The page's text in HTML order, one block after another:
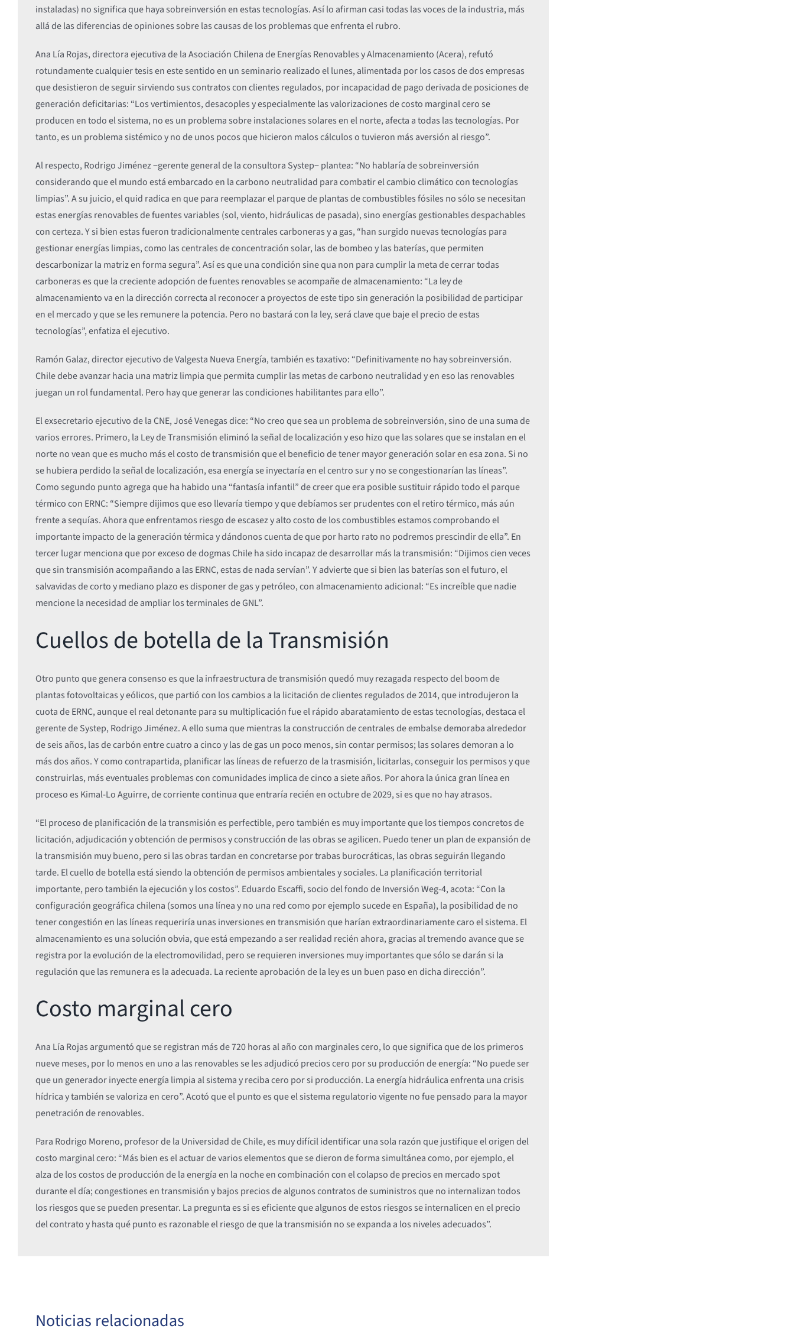
instaladas) no significa que haya sobreinversión en estas tecnologías. Así lo afirman casi todas las voces de la industria, más
allá de las diferencias de opiniones sobre las causas de los problemas que enfrenta el rubro.
Ana Lía Rojas, directora ejecutiva de la Asociación Chilena de Energías Renovables y Almacenamiento (Acera), refutó
rotundamente cualquier tesis en este sentido en un seminario realizado el lunes, alimentada por los casos de dos empresas
que desistieron de seguir sirviendo sus contratos con clientes regulados, por incapacidad de pago derivada de posiciones de
generación deficitarias: “Los vertimientos, desacoples y especialmente las valorizaciones de costo marginal cero se
producen en todo el sistema, no es un problema sobre instalaciones solares en el norte, afecta a todas las tecnologías. Por
tanto, es un problema sistémico y no de unos pocos que hicieron malos cálculos o tuvieron más aversión al riesgo”.
Al respecto, Rodrigo Jiménez −gerente general de la consultora Systep− plantea: “No hablaría de sobreinversión
considerando que el mundo está embarcado en la carbono neutralidad para combatir el cambio climático con tecnologías
limpias”. A su juicio, el quid radica en que para reemplazar el parque de plantas de combustibles fósiles no sólo se necesitan
estas energías renovables de fuentes variables (sol, viento, hidráulicas de pasada), sino energías gestionables despachables
con certeza. Y si bien estas fueron tradicionalmente centrales carboneras y a gas, “han surgido nuevas tecnologías para
gestionar energías limpias, como las centrales de concentración solar, las de bombeo y las baterías, que permiten
descarbonizar la matriz en forma segura”. Así es que una condición sine qua non para cumplir la meta de cerrar todas
carboneras es que la creciente adopción de fuentes renovables se acompañe de almacenamiento: “La ley de
almacenamiento va en la dirección correcta al reconocer a proyectos de este tipo sin generación la posibilidad de participar
en el mercado y que se les remunere la potencia. Pero no bastará con la ley, será clave que baje el precio de estas
tecnologías”, enfatiza el ejecutivo.
Ramón Galaz, director ejecutivo de Valgesta Nueva Energía, también es taxativo: “Definitivamente no hay sobreinversión.
Chile debe avanzar hacia una matriz limpia que permita cumplir las metas de carbono neutralidad y en eso las renovables
juegan un rol fundamental. Pero hay que generar las condiciones habilitantes para ello”.
El exsecretario ejecutivo de la CNE, José Venegas dice: “No creo que sea un problema de sobreinversión, sino de una suma de
varios errores. Primero, la Ley de Transmisión eliminó la señal de localización y eso hizo que las solares que se instalan en el
norte no vean que es mucho más el costo de transmisión que el beneficio de tener mayor generación solar en esa zona. Si no
se hubiera perdido la señal de localización, esa energía se inyectaría en el centro sur y no se congestionarían las líneas”.
Como segundo punto agrega que ha habido una “fantasía infantil” de creer que era posible sustituir rápido todo el parque
térmico con ERNC: “Siempre dijimos que eso llevaría tiempo y que debíamos ser prudentes con el retiro térmico, más aún
frente a sequías. Ahora que enfrentamos riesgo de escasez y alto costo de los combustibles estamos comprobando el
importante impacto de la generación térmica y dándonos cuenta de que por harto rato no podremos prescindir de ella”. En
tercer lugar menciona que por exceso de dogmas Chile ha sido incapaz de desarrollar más la transmisión: “Dijimos cien veces
que sin transmisión acompañando a las ERNC, estas de nada servían”. Y advierte que si bien las baterías son el futuro, el
salvavidas de corto y mediano plazo es disponer de gas y petróleo, con almacenamiento adicional: “Es increíble que nadie
mencione la necesidad de ampliar los terminales de GNL”.
Cuellos de botella de la Transmisión
Otro punto que genera consenso es que la infraestructura de transmisión quedó muy rezagada respecto del boom de
plantas fotovoltaicas y eólicos, que partió con los cambios a la licitación de clientes regulados de 2014, que introdujeron la
cuota de ERNC, aunque el real detonante para su multiplicación fue el rápido abaratamiento de estas tecnologías, destaca el
gerente de Systep, Rodrigo Jiménez. A ello suma que mientras la construcción de centrales de embalse demoraba alrededor
de seis años, las de carbón entre cuatro a cinco y las de gas un poco menos, sin contar permisos; las solares demoran a lo
más dos años. Y como contrapartida, planificar las líneas de refuerzo de la trasmisión, licitarlas, conseguir los permisos y que
construirlas, más eventuales problemas con comunidades implica de cinco a siete años. Por ahora la única gran línea en
proceso es Kimal-Lo Aguirre, de corriente continua que entraría recién en octubre de 2029, si es que no hay atrasos.
“El proceso de planificación de la transmisión es perfectible, pero también es muy importante que los tiempos concretos de
licitación, adjudicación y obtención de permisos y construcción de las obras se agilicen. Puedo tener un plan de expansión de
la transmisión muy bueno, pero si las obras tardan en concretarse por trabas burocráticas, las obras seguirán llegando
tarde. El cuello de botella está siendo la obtención de permisos ambientales y sociales. La planificación territorial
importante, pero también la ejecución y los costos”. Eduardo Escaffi, socio del fondo de Inversión Weg-4, acota: “Con la
configuración geográfica chilena (somos una línea y no una red como por ejemplo sucede en España), la posibilidad de no
tener congestión en las líneas requeriría unas inversiones en transmisión que harían extraordinariamente caro el sistema. El
almacenamiento es una solución obvia, que está empezando a ser realidad recién ahora, gracias al tremendo avance que se
registra por la evolución de la electromovilidad, pero se requieren inversiones muy importantes que sólo se darán si la
regulación que las remunera es la adecuada. La reciente aprobación de la ley es un buen paso en dicha dirección”.
Costo marginal cero
Ana Lía Rojas argumentó que se registran más de 720 horas al año con marginales cero, lo que significa que de los primeros
nueve meses, por lo menos en uno a las renovables se les adjudicó precios cero por su producción de energía: “No puede ser
que un generador inyecte energía limpia al sistema y reciba cero por si producción. La energía hidráulica enfrenta una crisis
hídrica y también se valoriza en cero”. Acotó que el punto es que el sistema regulatorio vigente no fue pensado para la mayor
penetración de renovables.
Para Rodrigo Moreno, profesor de la Universidad de Chile, es muy difícil identificar una sola razón que justifique el origen del
costo marginal cero: “Más bien es el actuar de varios elementos que se dieron de forma simultánea como, por ejemplo, el
alza de los costos de producción de la energía en la noche en combinación con el colapso de precios en mercado spot
durante el día; congestiones en transmisión y bajos precios de algunos contratos de suministros que no internalizan todos
los riesgos que se pueden presentar. La pregunta es si es eficiente que algunos de estos riesgos se internalicen en el precio
del contrato y hasta qué punto es razonable el riesgo de que la transmisión no se expanda a los niveles adecuados”.
Noticias relacionadas